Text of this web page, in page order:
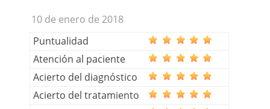
10 de enero de 2018
Puntualidad
Atención al paciente
Acierto del diagnóstico
Acierto del tratamiento